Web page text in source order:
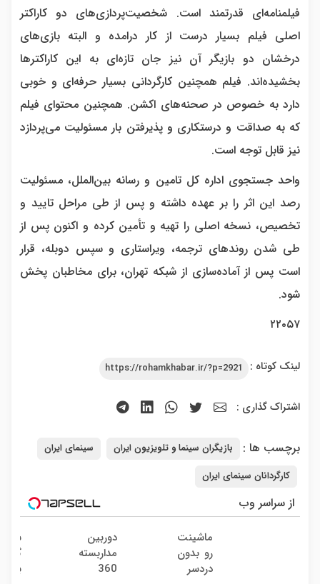
فیلمنامه‌ای قدرتمند است. شخصیت‌پردازی‌های دو کاراکتر
اصلی فیلم بسیار درست از کار درامده و البته بازی‌های
درخشان دو بازیگر آن نیز جان تازه‌ای به این کاراکترها
بخشیده‌اند. فیلم همچنین کارگردانی بسیار حرفه‌ای و خوبی
دارد به خصوص در صحنه‌های اکشن. همچنین محتوای فیلم
که به صداقت و درستکاری و پذیرفتن بار مسئولیت می‌پردازد
نیز قابل توجه است.
واحد جستجوی اداره کل تامین و رسانه بین‌الملل، مسئولیت
رصد این اثر را بر عهده داشته و پس از طی مراحل تایید و
تخصیص، نسخه اصلی را تهیه و تأمین کرده و اکنون پس از
طی شدن روندهای ترجمه، ویراستاری و سپس دوبله، قرار
است پس از آماده‌سازی از شبکه‌ تهران، برای مخاطبان پخش
شود.
۲۲۰۵۷
لینک کوتاه : https://rohamkhabar.ir/?p=2921
اشتراک گذاری :
برچسب ها : بازیگران سینما و تلویزیون ایران
سینمای ایران
کارگردانان سینمای ایران
از سراسر وب
ماشینت
رو بدون
دردسر
دوربین
مداربسته
360
بدون